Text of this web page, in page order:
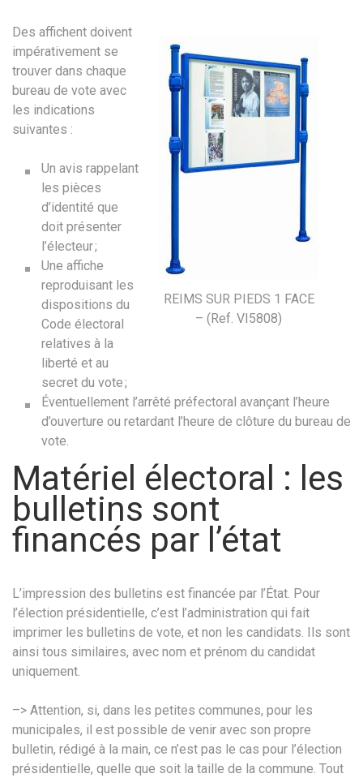
REIMS SUR PIEDS 1 FACE
– (Ref. VI5808)
Des affichent doivent
impérativement se
trouver dans chaque
bureau de vote avec
les indications
suivantes :
Un avis rappelant
les pièces
d’identité que
doit présenter
l’électeur ;
Une affiche
reproduisant les
dispositions du
Code électoral
relatives à la
liberté et au
secret du vote ;
Éventuellement l’arrêté préfectoral avançant l’heure
d’ouverture ou retardant l’heure de clôture du bureau de
vote.
Matériel électoral : les
bulletins sont
financés par l’état
L’impression des bulletins est financée par l’État. Pour
l’élection présidentielle, c’est l’administration qui fait
imprimer les bulletins de vote, et non les candidats. Ils sont
ainsi tous similaires, avec nom et prénom du candidat
uniquement.
–> Attention, si, dans les petites communes, pour les
municipales, il est possible de venir avec son propre
bulletin, rédigé à la main, ce n’est pas le cas pour l’élection
présidentielle, quelle que soit la taille de la commune. Tout